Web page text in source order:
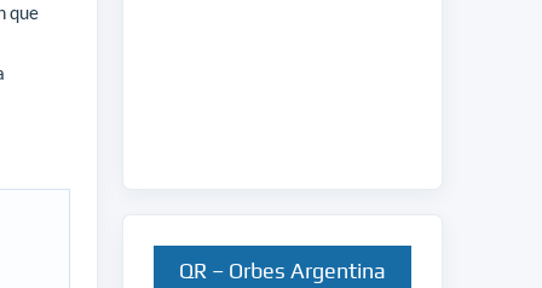
que
QR – Orbes Argentina